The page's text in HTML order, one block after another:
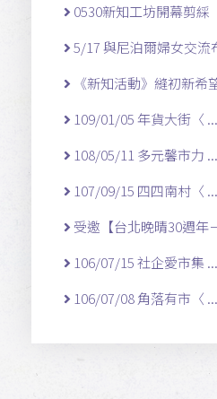
0530新知工坊開幕剪綵
5/17 與尼泊爾婦女交流
《新知活動》縫初新希
109/01/05 年貨大街〈 ...
108/05/11 多元馨市力 ...
107/09/15 四四南村〈 ...
受邀【台北晚晴30週年
106/07/15 社企愛市集 ...
106/07/08 角落有市〈 ...